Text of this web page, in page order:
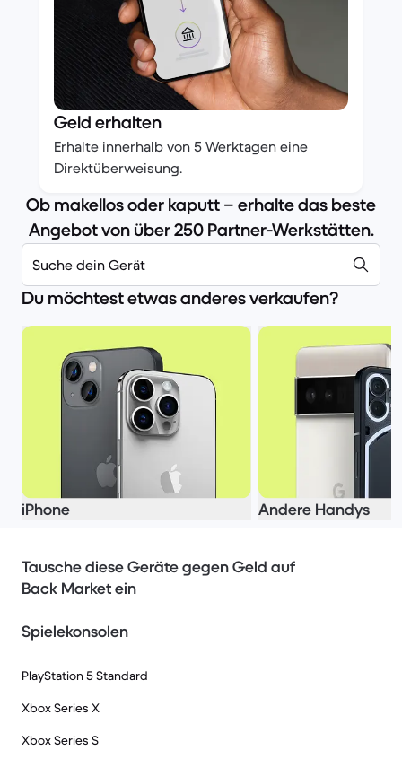
Geld erhalten
Erhalte innerhalb von 5 Werktagen eine
Direktüberweisung.
Ob makellos oder kaputt – erhalte das beste
Angebot von über 250 Partner-Werkstätten.
Suche dein Gerät
Du möchtest etwas anderes verkaufen?
iPhone Andere Handys
Tausche diese Geräte gegen Geld auf
Back Market ein
Spielekonsolen
PlayStation 5 Standard
Xbox Series X
Xbox Series S